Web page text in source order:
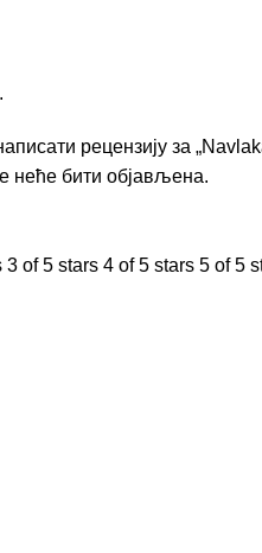
рецензију за
неће бити објављена.
3 of 5 stars 4 of 5 stars 5 of 5